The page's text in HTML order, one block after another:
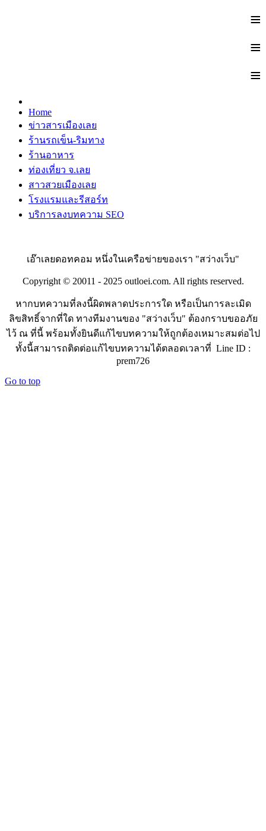
≡
≡
≡
Home
ข่าวสารเมืองเลย
ร้านรถเข็น-ริมทาง
ร้านอาหาร
ท่องเที่ยว จ.เลย
สาวสวยเมืองเลย
โรงแรมและรีสอร์ท
บริการลงบทความ SEO
เอ๊าเลยดอทคอม หนึ่งในเครือข่ายของเรา "สว่างเว็บ"
Copyright © 20011 - 2025 outloei.com. All rights reserved.
หากบทความที่ลงนี้ผิดพลาดประการใด หรือเป็นการละเมิด
ลิขสิทธิ์จากที่ใด ทางทีมงานของ "สว่างเว็บ" ต้องกราบขออภัย
ไว้ ณ ที่นี้ พร้อมทั้งยินดีแก้ไขบทความให้ถูกต้องเหมาะสมต่อไป
ทั้งนี้สามารถติดต่อแก้ไขบทความได้ตลอดเวลาที่ Line ID :
prem726
Go to top